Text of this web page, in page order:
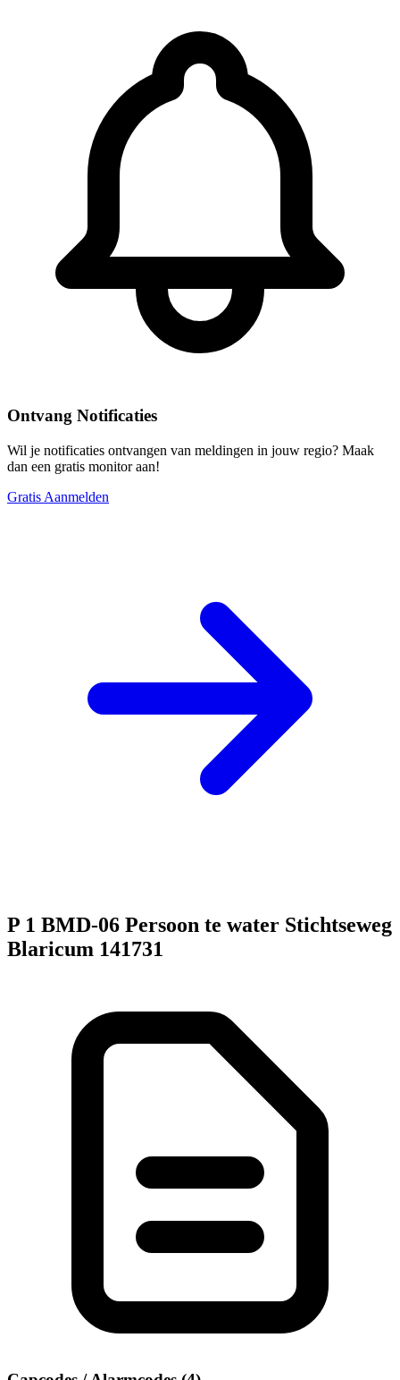
Ontvang Notificaties
Wil je notificaties ontvangen van meldingen in jouw regio? Maak
dan een gratis monitor aan!
Gratis Aanmelden
P 1 BMD-06 Persoon te water Stichtseweg
Blaricum 141731